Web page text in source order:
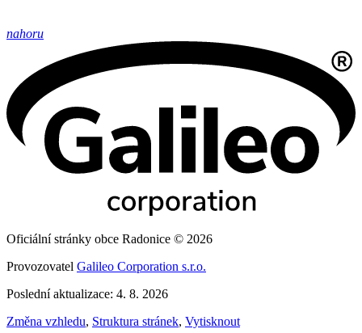
nahoru
Oficiální stránky obce Radonice © 2026
Provozovatel Galileo Corporation s.r.o.
Poslední aktualizace: 4. 8. 2026
Změna vzhledu, Struktura stránek, Vytisknout